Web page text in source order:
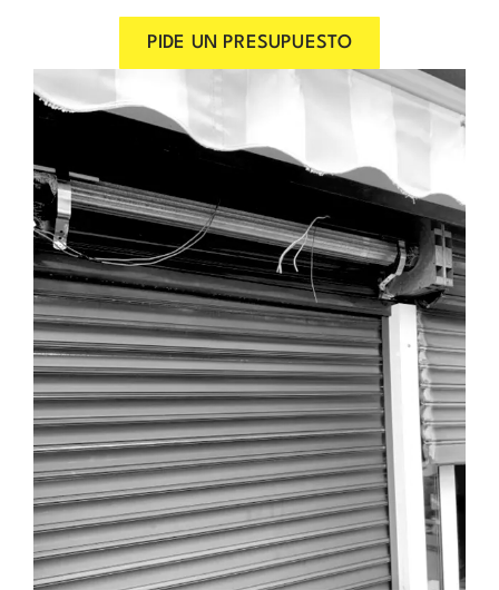
PIDE UN PRESUPUESTO